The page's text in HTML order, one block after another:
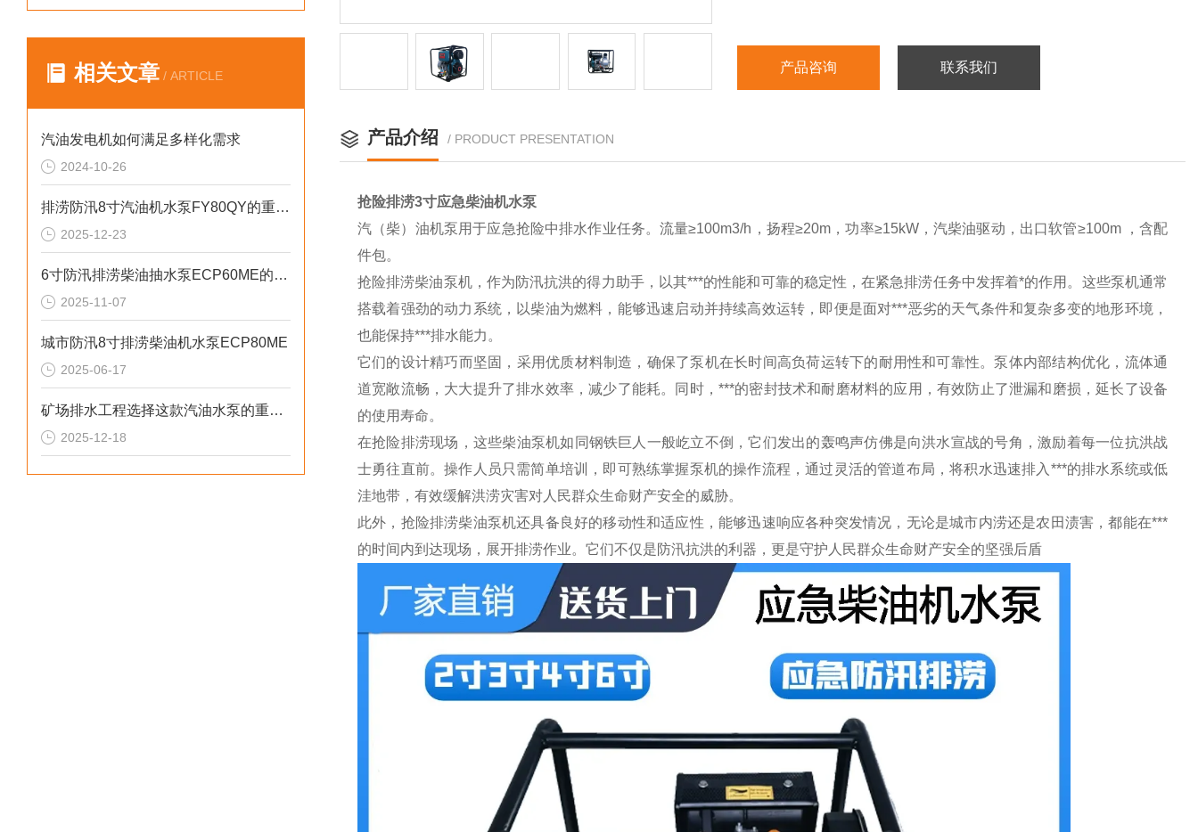
相关文章 / ARTICLE
汽油发电机如何满足多样化需求
2024-10-26
排涝防汛8寸汽油机水泵FY80QY的重要性
2025-12-23
6寸防汛排涝柴油抽水泵ECP60ME的重要性
2025-11-07
城市防汛8寸排涝柴油机水泵ECP80ME
2025-06-17
矿场排水工程选择这款汽油水泵的重要性
2025-12-18
产品咨询 联系我们
产品介绍 / PRODUCT PRESENTATION
抢险排涝3寸应急柴油机水泵
汽（柴）油机泵用于应急抢险中排水作业任务。流量≥100m3/h，扬程≥20m，功率≥15kW，汽柴油驱动，出口软管≥100m ，含配
件包。
抢险排涝柴油泵机，作为防汛抗洪的得力助手，以其***的性能和可靠的稳定性，在紧急排涝任务中发挥着*的作用。这些泵机通常
搭载着强劲的动力系统，以柴油为燃料，能够迅速启动并持续高效运转，即便是面对***恶劣的天气条件和复杂多变的地形环境，
也能保持***排水能力。
它们的设计精巧而坚固，采用优质材料制造，确保了泵机在长时间高负荷运转下的耐用性和可靠性。泵体内部结构优化，流体通
道宽敞流畅，大大提升了排水效率，减少了能耗。同时，***的密封技术和耐磨材料的应用，有效防止了泄漏和磨损，延长了设备
的使用寿命。
在抢险排涝现场，这些柴油泵机如同钢铁巨人一般屹立不倒，它们发出的轰鸣声仿佛是向洪水宣战的号角，激励着每一位抗洪战
士勇往直前。操作人员只需简单培训，即可熟练掌握泵机的操作流程，通过灵活的管道布局，将积水迅速排入***的排水系统或低
洼地带，有效缓解洪涝灾害对人民群众生命财产安全的威胁。
此外，抢险排涝柴油泵机还具备良好的移动性和适应性，能够迅速响应各种突发情况，无论是城市内涝还是农田渍害，都能在***
的时间内到达现场，展开排涝作业。它们不仅是防汛抗洪的利器，更是守护人民群众生命财产安全的坚强后盾